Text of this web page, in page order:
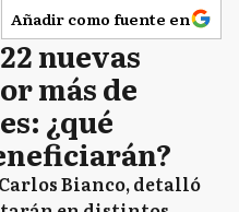
Añadir como fuente en
nuevas
más de
¿qué
Bianco, detalló